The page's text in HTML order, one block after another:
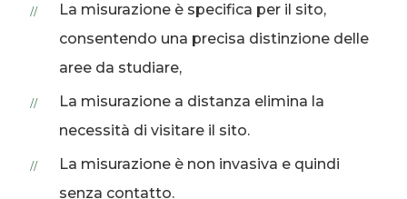
La misurazione è specifica per il sito,
consentendo una precisa distinzione delle
aree da studiare,
La misurazione a distanza elimina la
necessità di visitare il sito.
La misurazione è non invasiva e quindi
senza contatto.